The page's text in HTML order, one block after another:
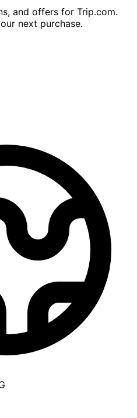
and offers for Trip.com.
next purchase.